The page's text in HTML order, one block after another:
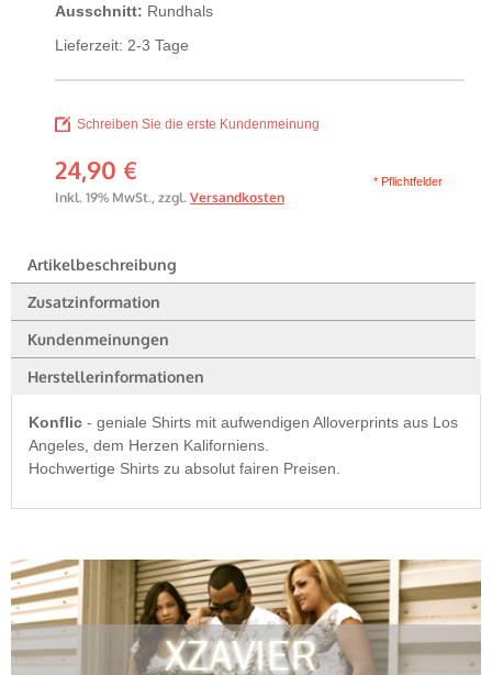
Ausschnitt: Rundhals
Lieferzeit: 2-3 Tage
Schreiben Sie die erste Kundenmeinung
* Pflichtfelder
24,90 €
Inkl. 19% MwSt., zzgl. Versandkosten
Artikelbeschreibung
Zusatzinformation
Kundenmeinungen
Herstellerinformationen
Konflic - geniale Shirts mit aufwendigen Alloverprints aus Los
Angeles, dem Herzen Kaliforniens.
Hochwertige Shirts zu absolut fairen Preisen.